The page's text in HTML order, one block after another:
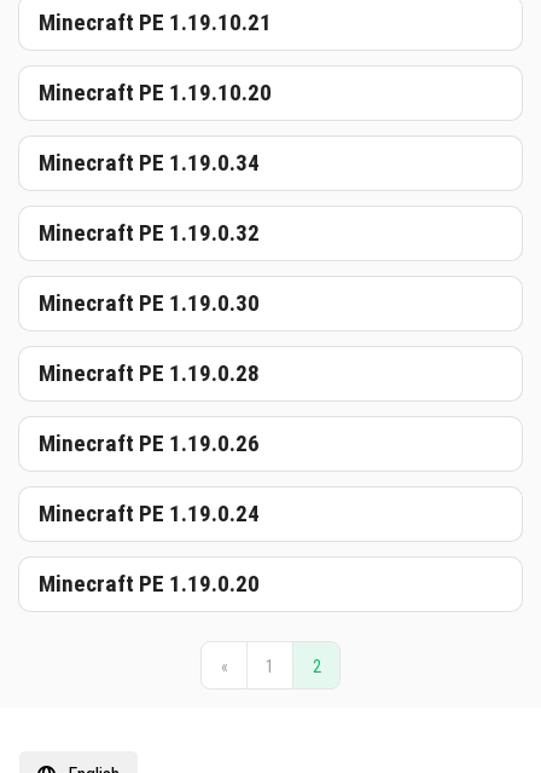
Minecraft PE 1.19.10.21
Minecraft PE 1.19.10.20
Minecraft PE 1.19.0.34
Minecraft PE 1.19.0.32
Minecraft PE 1.19.0.30
Minecraft PE 1.19.0.28
Minecraft PE 1.19.0.26
Minecraft PE 1.19.0.24
Minecraft PE 1.19.0.20
« 1 2